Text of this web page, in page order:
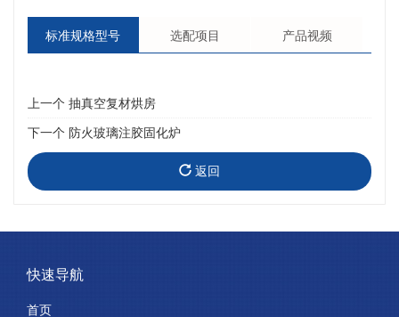
标准规格型号 选配项目 产品视频
上一个 抽真空复材烘房
下一个 防火玻璃注胶固化炉
返回
快速导航
首页